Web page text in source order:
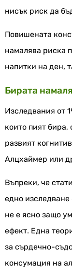
нисък риск да
Повишената
намалява риска
напитки на ден,
Бирата
Изследвания от
които пият бира,
развият
Алцхаймер или
Въпреки, че
едно
не е ясно защо
ефект. Една
за сърдечно-
консумация на